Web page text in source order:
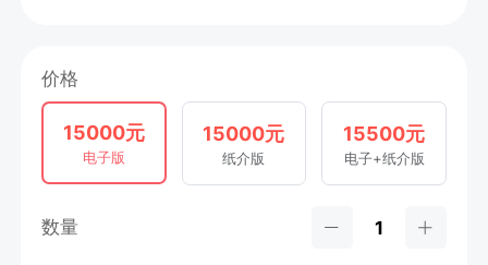
价格
15000元
电子版
15000元
纸介版
15500元
电子+纸介版
数量